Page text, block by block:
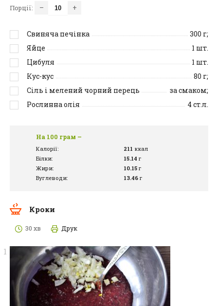
Порції: – +
Свиняча печінка 300 г;
Яйце
1 шт.
Цибуля
1 шт.
Кус-кус
80 г;
Сіль і мелений чорний перець
за смаком;
Рослинна олія
4 ст.л.
На 100 грам –
Калорії: 211 ккал
Білки:
15.14 г
Жири:
10.15 г
Вуглеводи:
13.46 г
Кроки
30 хв Друк